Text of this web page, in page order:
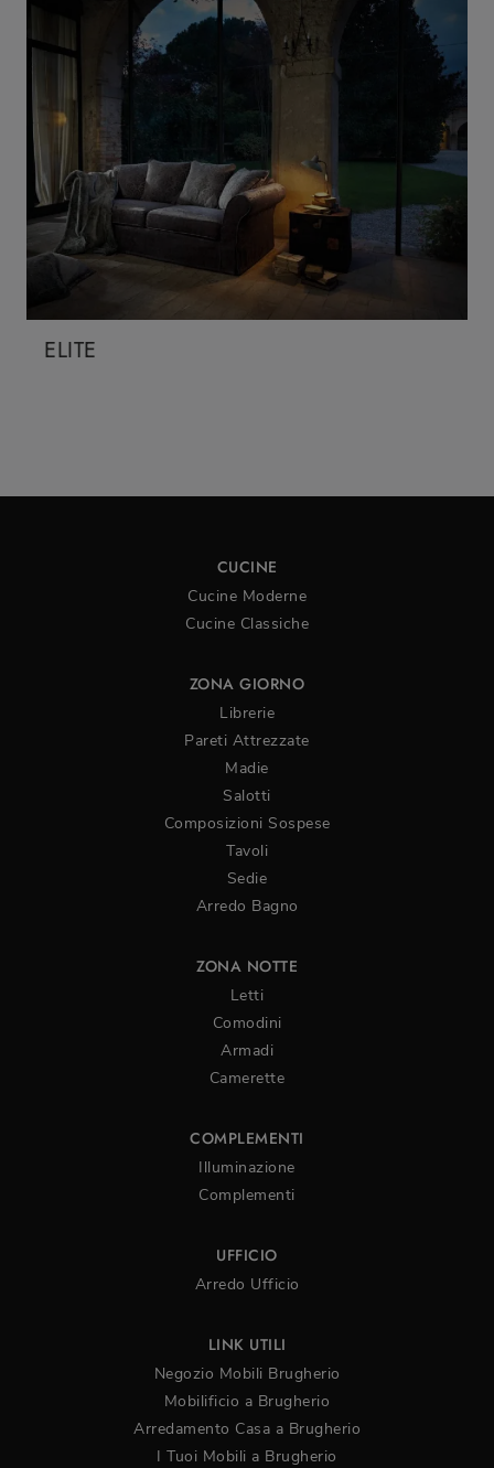
ELITE
CUCINE
Cucine Moderne
Cucine Classiche
ZONA GIORNO
Librerie
Pareti Attrezzate
Madie
Salotti
Composizioni Sospese
Tavoli
Sedie
Arredo Bagno
ZONA NOTTE
Letti
Comodini
Armadi
Camerette
COMPLEMENTI
Illuminazione
Complementi
UFFICIO
Arredo Ufficio
LINK UTILI
Negozio Mobili Brugherio
Mobilificio a Brugherio
Arredamento Casa a Brugherio
I Tuoi Mobili a Brugherio